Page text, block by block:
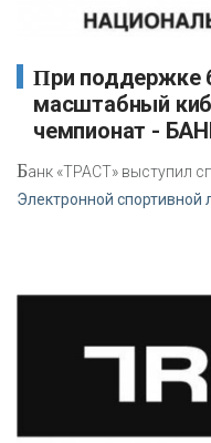
При поддержке банка «ТРАСТ» прошел
масштабный
чемпионат -
Банк «ТРАСТ» выступил
Электронной спортивной